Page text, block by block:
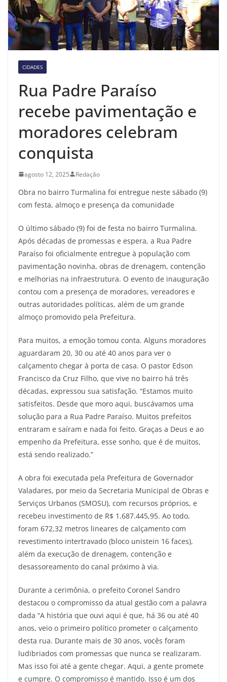
CIDADES
Rua Padre Paraíso
recebe pavimentação e
moradores celebram
conquista
agosto 12, 2025 Redação
Obra no bairro Turmalina foi entregue neste sábado (9)
com festa, almoço e presença da comunidade
O último sábado (9) foi de festa no bairro Turmalina.
Após décadas de promessas e espera, a Rua Padre
Paraíso foi oficialmente entregue à população com
pavimentação novinha, obras de drenagem, contenção
e melhorias na infraestrutura. O evento de inauguração
contou com a presença de moradores, vereadores e
outras autoridades políticas, além de um grande
almoço promovido pela Prefeitura.
Para muitos, a emoção tomou conta. Alguns moradores
aguardaram 20, 30 ou até 40 anos para ver o
calçamento chegar à porta de casa. O pastor Edson
Francisco da Cruz Filho, que vive no bairro há três
décadas, expressou sua satisfação. “Estamos muito
satisfeitos. Desde que moro aqui, buscávamos uma
solução para a Rua Padre Paraíso. Muitos prefeitos
entraram e saíram e nada foi feito. Graças a Deus e ao
empenho da Prefeitura, esse sonho, que é de muitos,
está sendo realizado.”
A obra foi executada pela Prefeitura de Governador
Valadares, por meio da Secretaria Municipal de Obras e
Serviços Urbanos (SMOSU), com recursos próprios, e
recebeu investimento de R$ 1.687.445,95. Ao todo,
foram 672,32 metros lineares de calçamento com
revestimento intertravado (bloco unistein 16 faces),
além da execução de drenagem, contenção e
desassoreamento do canal próximo à via.
Durante a cerimônia, o prefeito Coronel Sandro
destacou o compromisso da atual gestão com a palavra
dada “A história que ouvi aqui é que, há 36 ou até 40
anos, veio o primeiro político prometer o calçamento
desta rua. Durante mais de 30 anos, vocês foram
ludibriados com promessas que nunca se realizaram.
Mas isso foi até a gente chegar. Aqui, a gente promete
e cumpre. O compromisso é mantido. Isso é um dos